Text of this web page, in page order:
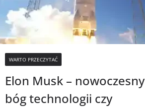
WARTO PRZECZYTAĆ
Elon Musk – nowoczesny
bóg technologii czy